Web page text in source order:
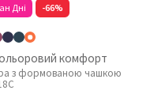
Дні -66%
комфорт
з формованою чашкою